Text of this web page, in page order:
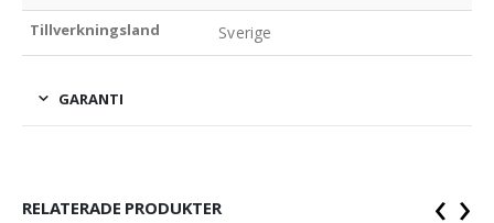
Tillverkningsland Sverige
GARANTI
RELATERADE PRODUKTER ‹ ›